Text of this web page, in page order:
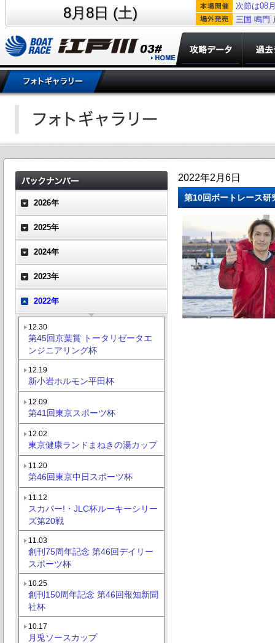
8月8日 (土)
次節は08
三国 鳴門
2026年
2025年
2024年
2023年
2022年
12.30
第45回京葉賞 トータリゼータエ
ンジニアリング杯
12.19
新小岩ホルモン平田杯
12.09
第41回東京スポーツ杯
12.02
東京健康ランドまねきの湯カップ
11.20
第46回東京中日スポーツ杯
11.12
スカパー!・JLC杯ルーキーシリー
ズ第20戦
11.03
創刊75周年記念 第46回デイリー
スポーツ杯
10.25
創刊150周年記念 第46回報知新聞
社杯
10.17
月兎ソースカップ
2022年2月6日
第10回ボートレース研